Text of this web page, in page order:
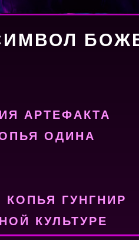
ГУНГНИР
КУЛЬТУРЕ
ОДИНА
АРТЕФАКТА